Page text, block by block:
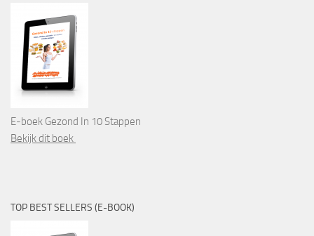
E-boek Gezond In 10 Stappen
Bekijk dit boek
TOP BEST SELLERS (E-BOOK)